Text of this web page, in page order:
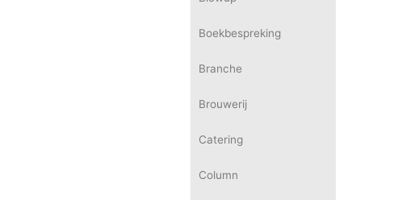
Boekbespreking
Branche
Brouwerij
Catering
Column